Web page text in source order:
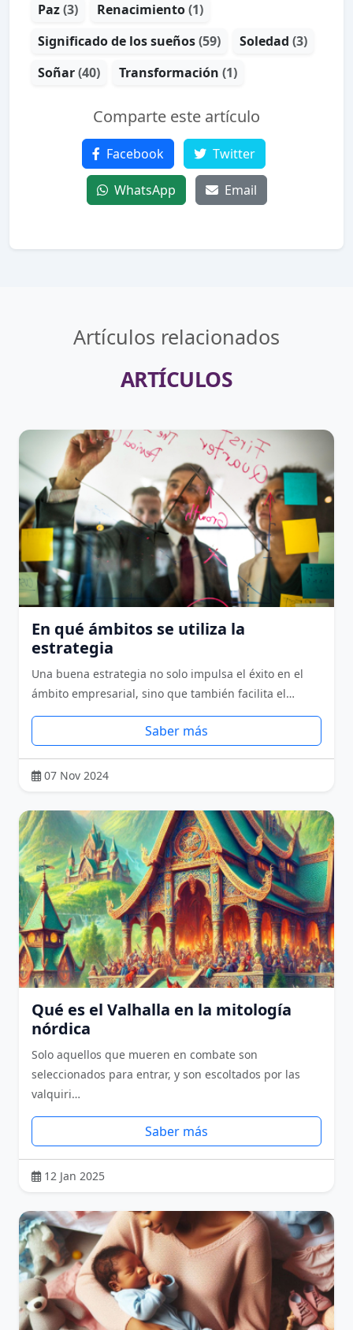
Paz(3) Renacimiento(1)
Significado de los sueños(59) Soledad (3)
Soñar(40) Transformación (1)
Comparte este artículo
Facebook Twitter
WhatsApp Email
Artículos relacionados
ARTÍCULOS
En qué ámbitos se utiliza la
estrategia
Una buena estrategia no solo impulsa el éxito en el
ámbito empresarial, sino que también facilita el…
Saber más
07 Nov 2024
Qué es el Valhalla en la mitología
nórdica
Solo aquellos que mueren en combate son
seleccionados para entrar, y son escoltados por las
valquiri…
Saber más
12 Jan 2025